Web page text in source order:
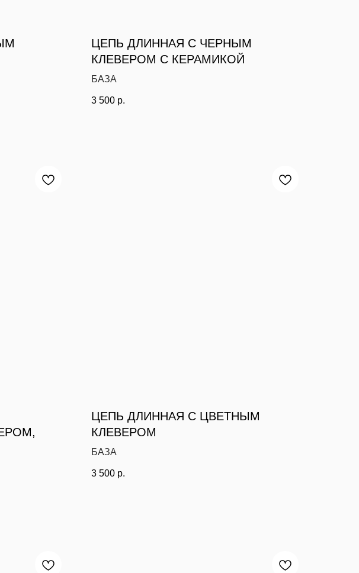
ЦЕПЬ ДЛИННАЯ С ЧЕРНЫМ
КЛЕВЕРОМ С КЕРАМИКОЙ
БАЗА
3 500 р.
ЦЕПЬ ДЛИННАЯ С ЦВЕТНЫМ
КЛЕВЕРОМ
БАЗА
3 500 р.